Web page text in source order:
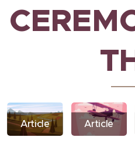
Article Article